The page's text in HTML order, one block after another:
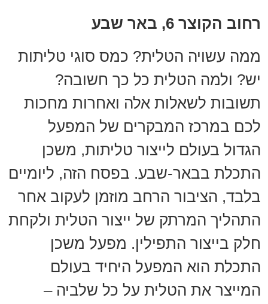
רחוב הקוצר 6, באר שבע
ממה עשויה הטלית? כמס סוגי טליתות
יש? ולמה הטלית כל כך חשובה?
תשובות לשאלות אלה ואחרות מחכות
לכם במרכז המבקרים של המפעל
הגדול בעולם לייצור טליתות, משכן
התכלת בבאר-שבע. בפסח הזה, ליומיים
בלבד, הציבור הרחב מוזמן לעקוב אחר
התהליך המרתק של ייצור הטלית ולקחת
חלק בייצור התפילין. מפעל משכן
התכלת הוא המפעל היחיד בעולם
המייצר את הטלית על כל שלביה –